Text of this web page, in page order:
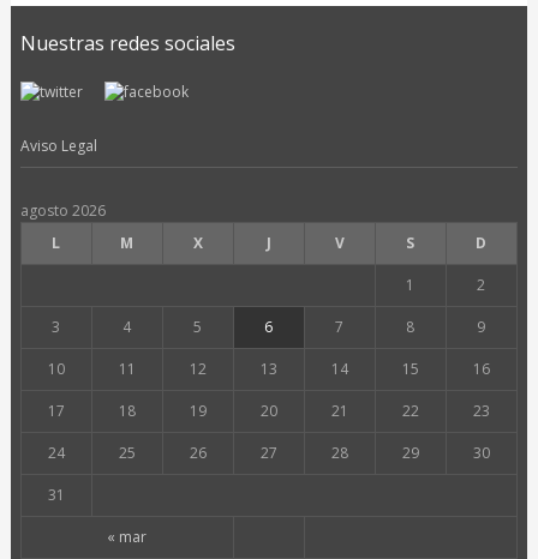
Nuestras redes sociales
Aviso Legal
agosto 2026
L
M X J V S D
« mar
1 2
3 4 5 6 7 8 9
10 11 12 13 14 15 16
17 18 19 20 21 22 23
24 25 26 27 28 29 30
31